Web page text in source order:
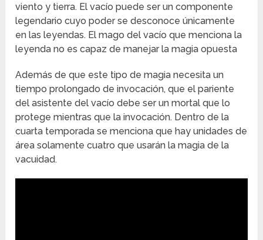
viento y tierra. El vacío puede ser un componente
legendario cuyo poder se desconoce únicamente
en las leyendas. El mago del vacío que menciona la
leyenda no es capaz de manejar la magia opuesta
Además de que este tipo de magia necesita un
tiempo prolongado de invocación, que el pariente
del asistente del vacío debe ser un mortal que lo
protege mientras que la invocación. Dentro de la
cuarta temporada se menciona que hay unidades de
área solamente cuatro que usarán la magia de la
vacuidad.